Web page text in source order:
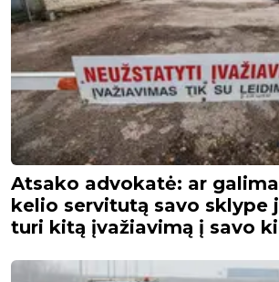
Atsako advokatė: ar
kelio servitutą savo sklype
turi kitą įvažiavimą į savo